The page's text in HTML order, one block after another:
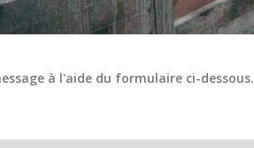
à l'aide du formulaire ci-dessous.